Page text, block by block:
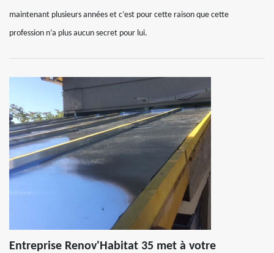
maintenant plusieurs années et c’est pour cette raison que cette
profession n’a plus aucun secret pour lui.
Entreprise Renov'Habitat 35 met à votre